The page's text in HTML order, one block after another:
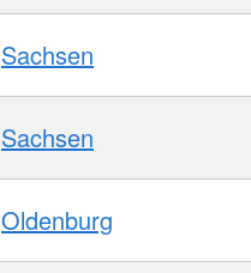
Sachsen
Sachsen
Oldenburg